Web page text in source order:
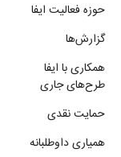
حوزه فعالیت ایفا
گزارش‌ها
همکاری با ایفا
طرح‌های جاری
حمایت نقدی
همیاری داوطلبانه